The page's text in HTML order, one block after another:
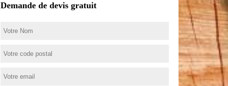
Demande de devis gratuit